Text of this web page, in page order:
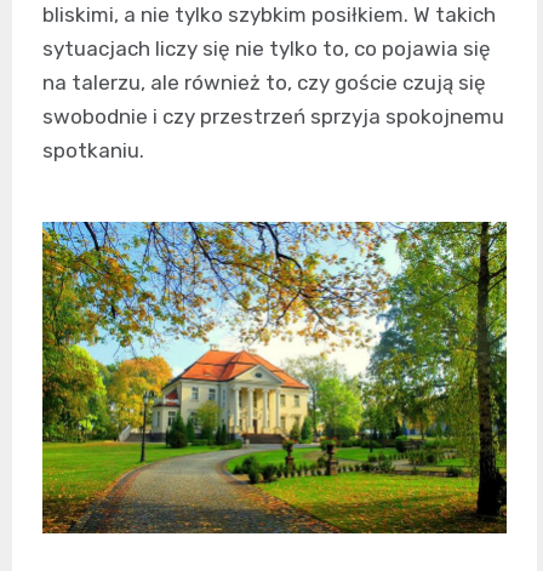
bliskimi, a nie tylko szybkim posiłkiem. W takich
sytuacjach liczy się nie tylko to, co pojawia się
na talerzu, ale również to, czy goście czują się
swobodnie i czy przestrzeń sprzyja spokojnemu
spotkaniu.